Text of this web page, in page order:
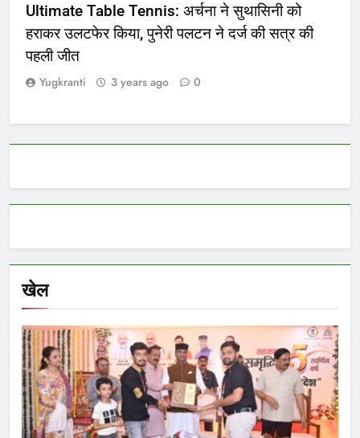
Ultimate Table Tennis: अर्चना ने सुथासिनी को
हराकर उलटफेर किया, पुनेरी पलटन ने दर्ज की सत्र की
पहली जीत
Yugkranti 3 years ago 0
खेल